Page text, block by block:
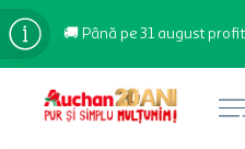
🚚 Până pe 31 august